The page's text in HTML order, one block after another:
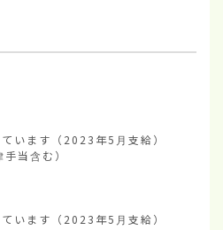
います（2023年5月支給）
当含む）
います（2023年5月支給）